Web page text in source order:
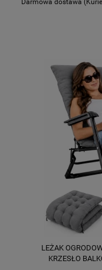
Darmowa dostawa
LEŻAK
KRZESŁO